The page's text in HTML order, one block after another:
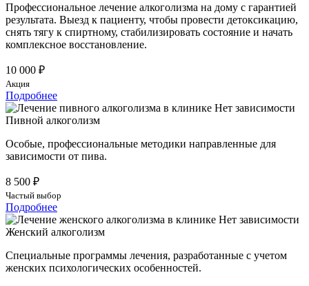
Профессиональное лечение алкоголизма на дому с гарантией
результата. Выезд к пациенту, чтобы провести детоксикацию,
снять тягу к спиртному, стабилизировать состояние и начать
комплексное восстановление.
10 000 ₽
Акция
Подробнее
Пивной алкоголизм
Особые, профессиональные методики направленные для
зависимости от пива.
8 500 ₽
Частый выбор
Подробнее
Женский алкоголизм
Специальные программы лечения, разработанные с учетом
женских психологических особенностей.